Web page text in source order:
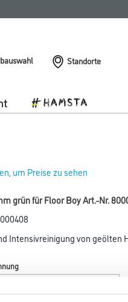
Standorte
um Preise zu sehen
grün für Floor Boy Art.-Nr.
Intensivreinigung von